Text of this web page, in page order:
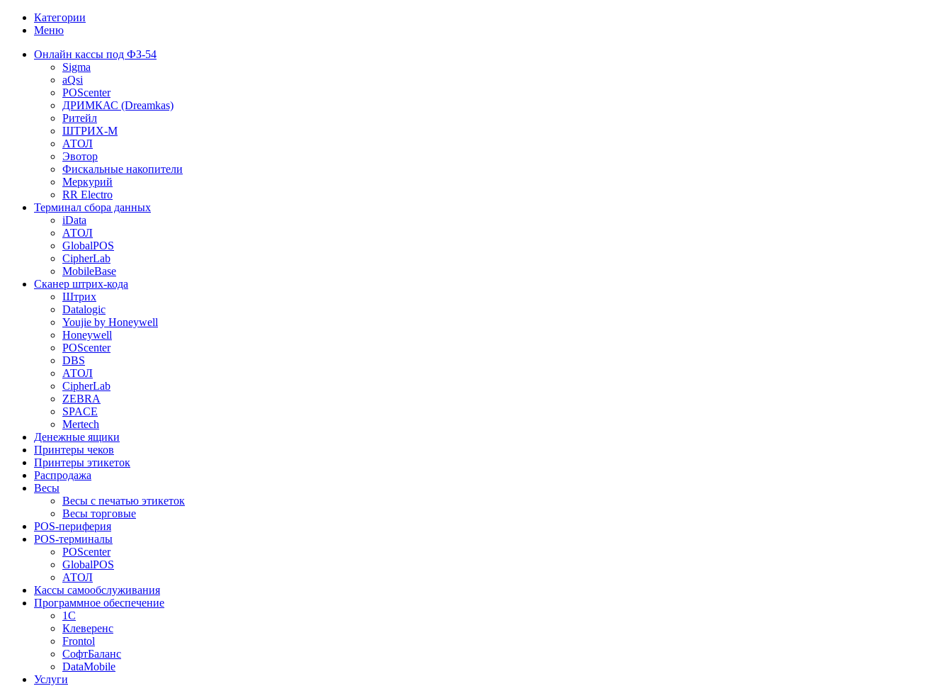
Категории
Меню
Онлайн кассы под ФЗ-54
Sigma
aQsi
POScenter
ДРИМКАС (Dreamkas)
Ритейл
ШТРИХ-М
АТОЛ
Эвотор
Фискальные накопители
Меркурий
RR Electro
Терминал сбора данных
iData
АТОЛ
GlobalPOS
CipherLab
MobileBase
Сканер штрих-кода
Штрих
Datalogic
Youjie by Honeywell
Honeywell
POScenter
DBS
АТОЛ
CipherLab
ZEBRA
SPACE
Mertech
Денежные ящики
Принтеры чеков
Принтеры этикеток
Распродажа
Весы
Весы с печатью этикеток
Весы торговые
POS-периферия
POS-терминалы
POScenter
GlobalPOS
АТОЛ
Кассы самообслуживания
Программное обеспечение
1С
Клеверенс
Frontol
СофтБаланс
DataMobile
Услуги